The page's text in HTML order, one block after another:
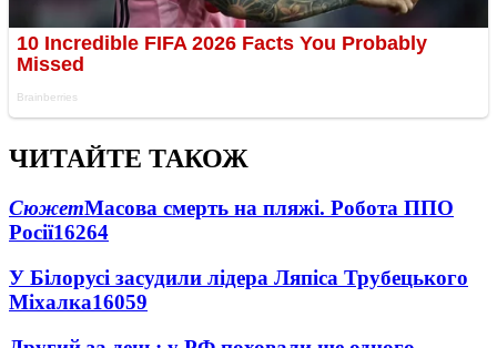
ЧИТАЙТЕ ТАКОЖ
СюжетМасова смерть на пляжі. Робота ППО
Росії16264
У Білорусі засудили лідера Ляпіса Трубецького
Міхалка16059